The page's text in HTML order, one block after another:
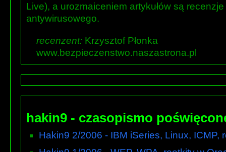
Live), a urozmaiceniem artykułów są
antywirusowego.
recenzent: Krzysztof Płonka
www.bezpieczenstwo.naszastrona.pl
hakin9 - czasopismo
Hakin9 2/2006 - IBM iSeries, Linux, ICMP,